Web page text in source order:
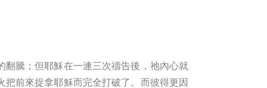
騰；但耶穌在一連三次禱告後，祂內心就
前來捉拿耶穌而完全打破了。而彼得更因